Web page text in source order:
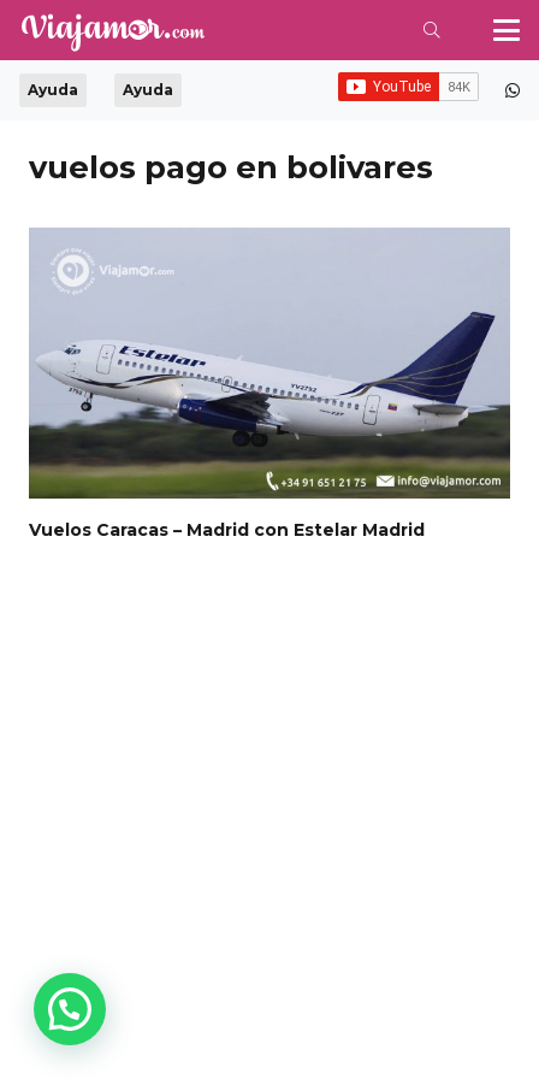
Ayuda Ayuda
vuelos pago en bolivares
Vuelos Caracas – Madrid con Estelar Madrid